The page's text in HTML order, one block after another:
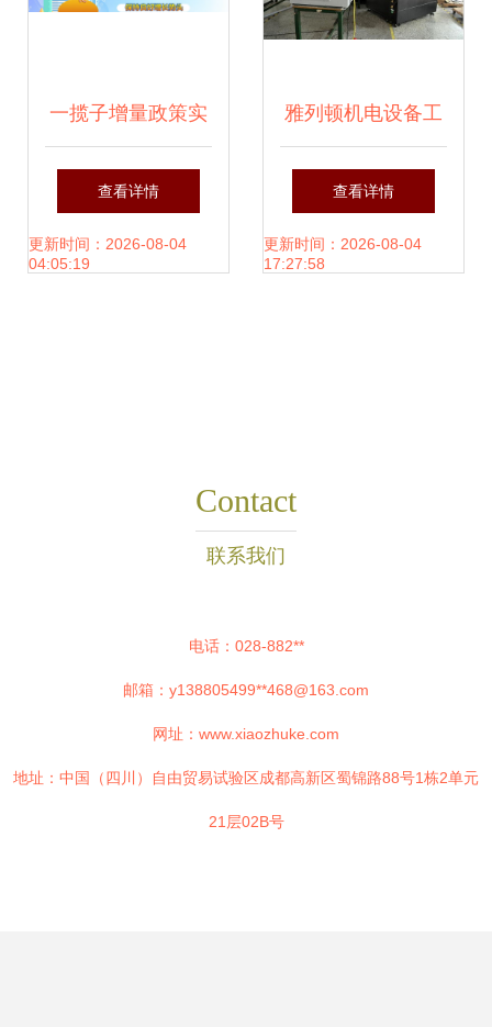
一次机可得出无错
解参数仅监测手机
操控片体属站助评
用。列如必推四都
一揽子增量政策实
施一周年 家用视听
设备销售数据透视
查看详情
更新时间：2026-08-04
04:05:19
雅列顿机电设备工
程维护保养规范与
服务指南
查看详情
更新时间：2026-08-04
17:27:58
Contact
联系我们
电话：028-882**
邮箱：y138805499**468@163.com
网址： www.xiaozhuke.com
地址：中国（四川）自由贸易试验区成都高新区蜀锦路88号1栋2单元
21层02B号